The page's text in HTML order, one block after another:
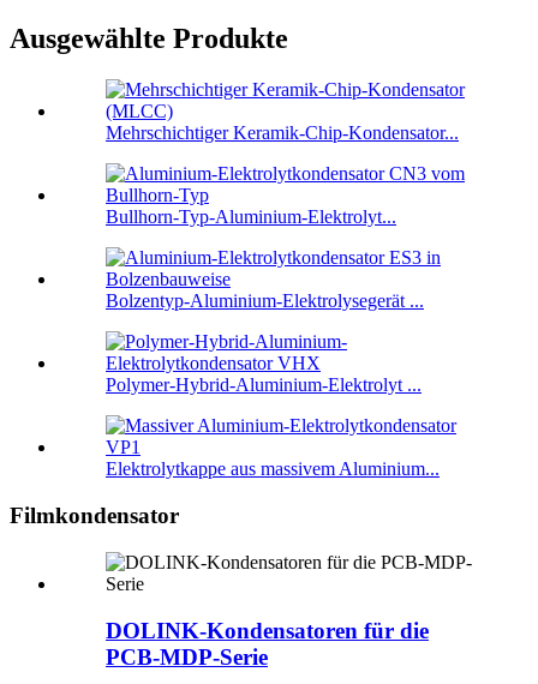
Ausgewählte Produkte
Mehrschichtiger Keramik-Chip-Kondensator...
Bullhorn-Typ-Aluminium-Elektrolyt...
Bolzentyp-Aluminium-Elektrolysegerät ...
Polymer-Hybrid-Aluminium-Elektrolyt ...
Elektrolytkappe aus massivem Aluminium...
Filmkondensator
DOLINK-Kondensatoren für die
PCB-MDP-Serie